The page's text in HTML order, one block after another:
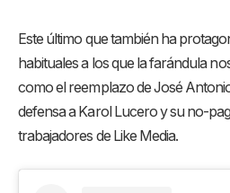
Este último que también ha
habituales a los que la farándula
como el reemplazo de José
defensa a Karol Lucero y su no-
trabajadores de Like Media.